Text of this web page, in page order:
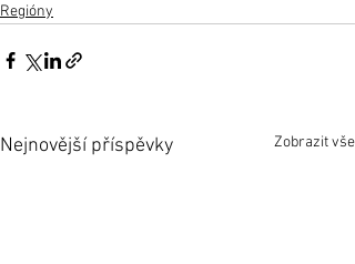
Regióny
Nejnovější příspěvky Zobrazit vše